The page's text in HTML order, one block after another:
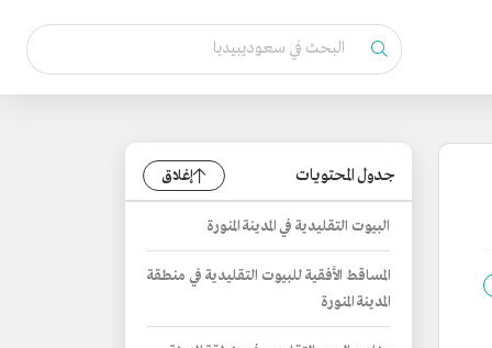
جدول المحتويات إغلاق
البيوت التقليدية في المدينة المنورة
المساقط الأفقية للبيوت التقليدية في منطقة
المدينة المنورة